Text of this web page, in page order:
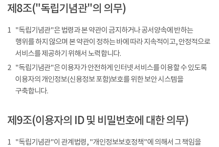
제8조("독립기념관"의 의무)
1 "독립기념관"은 법령과 본 약관이 금지하거나 공서양속에 반하는
행위를 하지 않으며 본 약관이 정하는 바에 따라 지속적이고, 안정적으로
서비스를 제공하기 위해서 노력합니다.
2 "독립기념관"은 이용자가 안전하게 인터넷 서비스를 이용할 수 있도록
이용자의 개인정보(신용정보 포함)보호를 위한 보안 시스템을
구축합니다.
제9조(이용자의 ID 및 비밀번호에 대한 의무)
1 "독립기념관"이 관계법령, "개인정보보호정책"에 의해서 그 책임을